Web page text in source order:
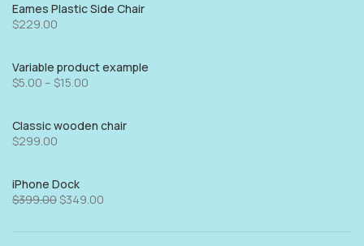
Eames Plastic Side Chair
$229.00
Variable product example
$5.00 – $15.00
Classic wooden chair
$299.00
iPhone Dock
$399.00$349.00